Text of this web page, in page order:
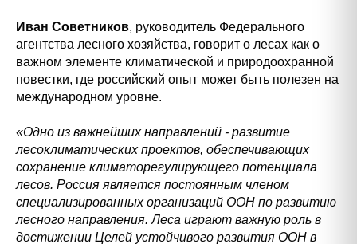
Иван Советников, руководитель Федерального
агентства лесного хозяйства, говорит о лесах как о
важном элементе климатической и природоохранной
повестки, где российский опыт может быть полезен на
международном уровне.
«Одно из важнейших направлений - развитие
лесоклиматических проектов, обеспечивающих
сохранение климаторегулирующего потенциала
лесов. Россия является постоянным членом
специализированных организаций ООН по развитию
лесного направления. Леса играют важную роль в
достижении Целей устойчивого развития ООН в